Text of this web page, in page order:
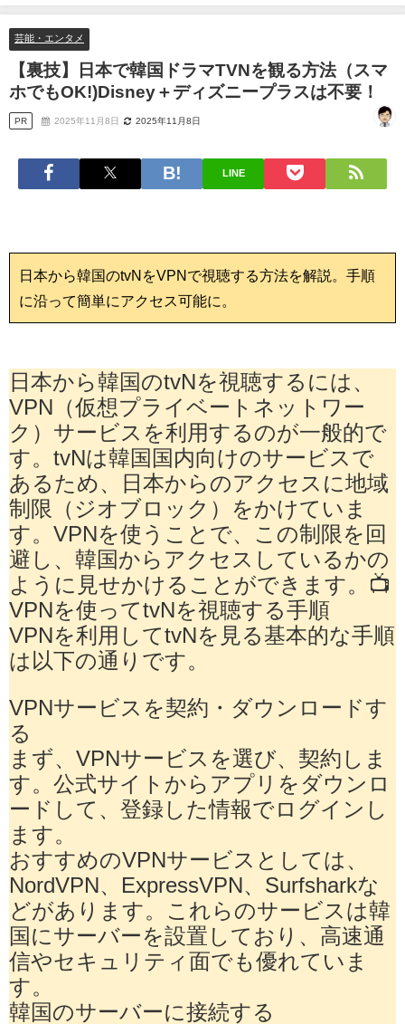
でもOK!)Disney＋ディズニープラスは不要！
芸能・エンタメ
【裏技】日本で韓国ドラマTVNを観る方法（スマ
ホでもOK!)Disney＋ディズニープラスは不要！
PR 2025年11月8日 2025年11月8日
LINE
日本から韓国のtvNをVPNで視聴する方法を解説。手順
に沿って簡単にアクセス可能に。
日本から韓国のtvNを視聴するには、
VPN（仮想プライベートネットワー
ク）サービスを利用するのが一般的で
す。tvNは韓国国内向けのサービスで
あるため、日本からのアクセスに地域
制限（ジオブロック）をかけていま
す。VPNを使うことで、この制限を回
避し、韓国からアクセスしているかの
ように見せかけることができます。📺
VPNを使ってtvNを視聴する手順
VPNを利用してtvNを見る基本的な手順
は以下の通りです。
VPNサービスを契約・ダウンロードす
る
まず、VPNサービスを選び、契約しま
す。公式サイトからアプリをダウンロ
ードして、登録した情報でログインし
ます。
おすすめのVPNサービスとしては、
NordVPN、ExpressVPN、Surfsharkな
どがあります。これらのサービスは韓
国にサーバーを設置しており、高速通
信やセキュリティ面でも優れていま
す。
韓国のサーバーに接続する